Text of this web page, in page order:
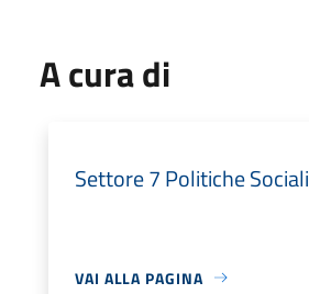
A cura di
Settore 7 Politiche Sociali
VAI ALLA PAGINA